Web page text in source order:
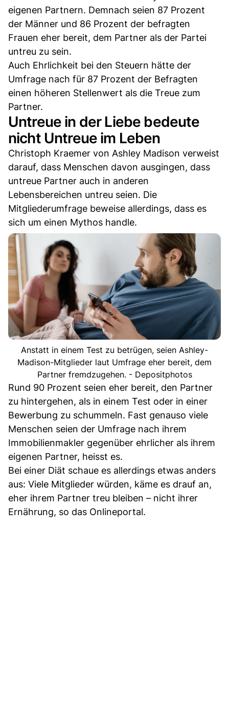
eigenen Partnern. Demnach seien 87 Prozent
der Männer und 86 Prozent der befragten
Frauen eher bereit, dem Partner als der Partei
untreu zu sein.
Auch Ehrlichkeit bei den Steuern hätte der
Umfrage nach für 87 Prozent der Befragten
einen höheren Stellenwert als die Treue zum
Partner.
Untreue in der Liebe bedeute
nicht Untreue im Leben
Christoph Kraemer von Ashley Madison verweist
darauf, dass Menschen davon ausgingen, dass
untreue Partner auch in anderen
Lebensbereichen untreu seien. Die
Mitgliederumfrage beweise allerdings, dass es
sich um einen Mythos handle.
Anstatt in einem Test zu betrügen, seien Ashley-
Madison-Mitglieder laut Umfrage eher bereit, dem
Partner fremdzugehen. - Depositphotos
Rund 90 Prozent seien eher bereit, den Partner
zu hintergehen, als in einem Test oder in einer
Bewerbung zu schummeln. Fast genauso viele
Menschen seien der Umfrage nach ihrem
Immobilienmakler gegenüber ehrlicher als ihrem
eigenen Partner, heisst es.
Bei einer Diät schaue es allerdings etwas anders
aus: Viele Mitglieder würden, käme es drauf an,
eher ihrem Partner treu bleiben – nicht ihrer
Ernährung, so das Onlineportal.